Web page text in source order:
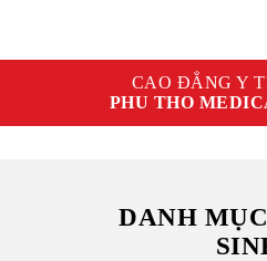
CAO ĐẲNG Y
PHU THO
DANH